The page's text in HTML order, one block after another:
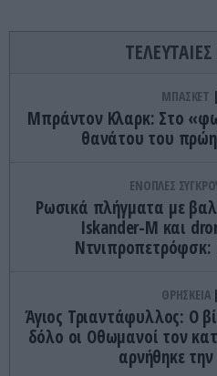
ΤΕΛΕΥΤΑΙΕΣ
ΜΠΑΣΚΕΤ
Μπράντον Κλαρκ: Στο
θανάτου του
ΕΝΟΠΛΕΣ
Ρωσικά πλήγματα με
Iskander-M και
Ντνιπροπετρόφσκ:
ΘΡΗΣΚΕΙΑ
Άγιος Τριαντάφυλλος: Ο
δόλο οι Οθωμανοί τον
αρνήθηκε